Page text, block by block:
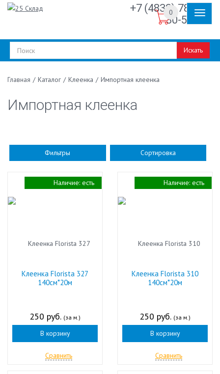
+7 (4832) 78-
30-50
Искать
0
Главная / Каталог / Клеенка / Импортная клеенка
Импортная клеенка
Фильтры Сортировка
Клеенка Florista 327
140см*20м
250 руб. (за м.)
В корзину
Сравнить
Наличие: есть
Клеенка Florista 310
140см*20м
250 руб. (за м.)
В корзину
Сравнить
Наличие: есть